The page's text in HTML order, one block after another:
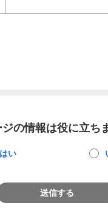
の情報は役に立ち
はい
送信する